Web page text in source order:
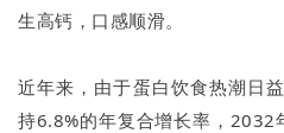
生高钙，口感顺滑。
近年来，由于蛋白饮食热潮日
持6.8%的年复合增长率，